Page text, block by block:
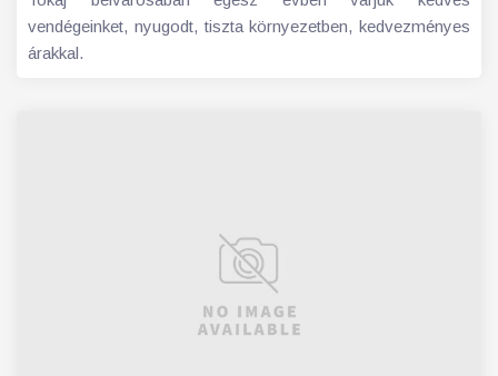
vendégeinket, nyugodt, tiszta környezetben, kedvezményes
árakkal.